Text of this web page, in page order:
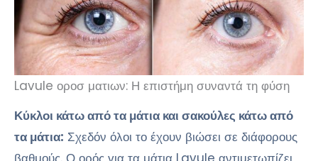
Lavule οροσ ματιων: Η επιστήμη συναντά τη φύση
Κύκλοι κάτω από τα μάτια και σακούλες κάτω από
τα μάτια: Σχεδόν όλοι το έχουν βιώσει σε διάφορους